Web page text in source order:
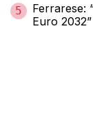
5
Ferrarese:
Euro 2032”